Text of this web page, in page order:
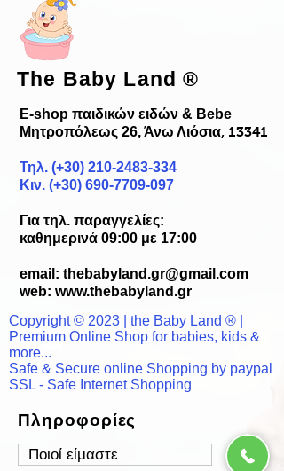
The Baby Land®
E-shop παιδικών ειδών & Bebe
Μητροπόλεως 26, Άνω Λιόσια, 13341
Τηλ. (+30) 210-2483-334
Κιν. (+30) 690-7709-097
Για τηλ. παραγγελίες:
καθημερινά 09:00 με 17:00
email: thebabyland.gr@gmail.com
web: www.thebabyland.gr
Copyright © 2023 | the Baby Land ® |
Premium Online Shop for babies, kids &
more...
Safe & Secure online Shopping by paypal
SSL - Safe Internet Shopping
Πληροφορίες
Ποιοί είμαστε